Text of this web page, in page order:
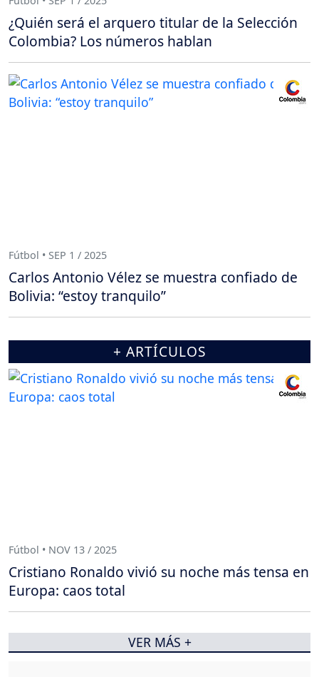
¿Quién será el arquero titular de la Selección
Colombia? Los números hablan
Fútbol • SEP 1 / 2025
Carlos Antonio Vélez se muestra confiado de
Bolivia: “estoy tranquilo”
+ ARTÍCULOS
Fútbol • NOV 13 / 2025
Cristiano Ronaldo vivió su noche más tensa en
Europa: caos total
VER MÁS +